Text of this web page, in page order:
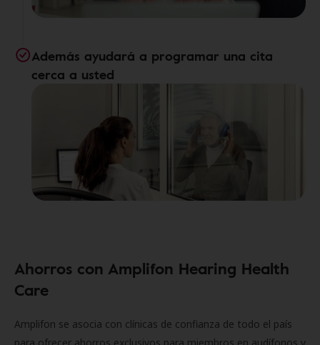
Además ayudará a programar una cita
cerca a usted
Ahorros con Amplifon Hearing Health
Care
Amplifon se asocia con clínicas de confianza de todo el país